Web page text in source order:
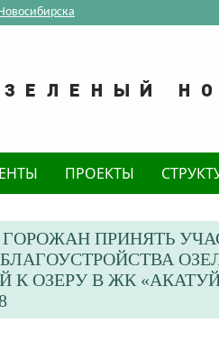
ПРОЕКТЫ
ПРИНЯТЬ
ОЗЕРУ В ЖК